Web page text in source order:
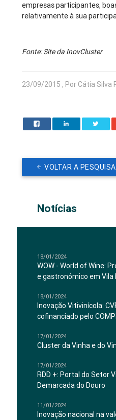
empresas participantes,
relativamente à sua
Fonte: Site da InovCluster
23/09/2015 , Por Cátia Silva
VOLTAR A PESQUISA
Notícias
18/01/2024
WOW - World of Wine:
e gastronómico em Vila
18/01/2024
Inovação Vitivinícola:
cofinanciado pelo
17/01/2024
Cluster da Vinha e do
17/01/2024
RDD +: Portal do Setor
Demarcada do Douro
11/01/2024
Inovação nacional na